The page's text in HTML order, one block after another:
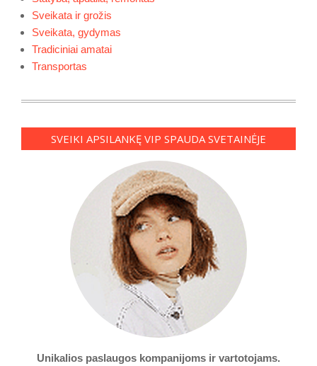
Sveikata ir grožis
Sveikata, gydymas
Tradiciniai amatai
Transportas
SVEIKI APSILANKĘ VIP SPAUDA SVETAINĖJE
Unikalios paslaugos kompanijoms ir vartotojams.